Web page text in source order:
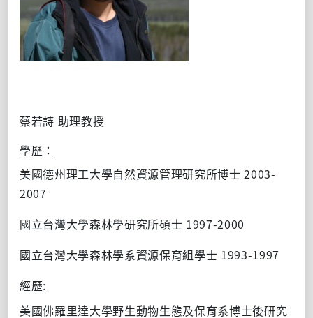
蔡若詩 助理教授
學歷：
美國德州理工大學自然資源管理研究所博士 2003-
2007
國立台灣大學森林學研究所碩士 1997-2000
國立台灣大學森林學系資源保育組學士 1993-1997
經歷:
美國佛羅里達大學野生動物生態及保育系博士後研究